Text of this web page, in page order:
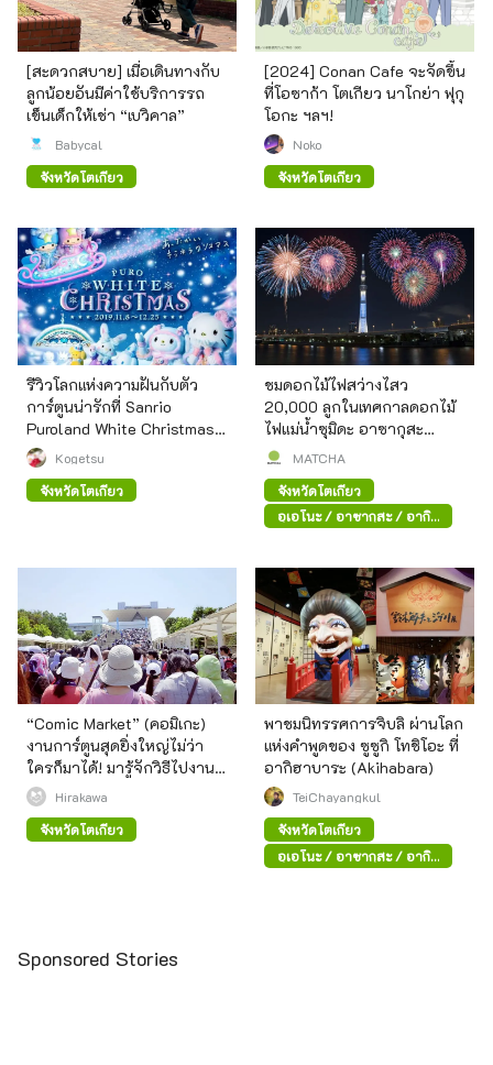
[สะดวกสบาย] เมื่อเดินทางกับ
ลูกน้อยอันมีค่าใช้บริการรถ
เข็นเด็กให้เช่า “เบวิคาล”
Babycal
จังหวัดโตเกียว
[2024] Conan Cafe จะจัดขึ้น
ที่โอซาก้า โตเกียว นาโกย่า ฟุกุ
โอกะ ฯลฯ!
Noko
จังหวัดโตเกียว
รีวิวโลกแห่งความฝันกับตัว
การ์ตูนน่ารักที่ Sanrio
Puroland White Christmas
2019" !Kogetsu
จังหวัดโตเกียว
ชมดอกไม้ไฟสว่างไสว
20,000 ลูกในเทศกาลดอกไม้
ไฟแม่น้ำซุมิดะ อาซากุสะ
(Sumida Fireworks Festival,
MATCHA
จังหวัดโตเกียว
อุเอโนะ / อาซากุสะ / อากิ
ฮาบาระ
“Comic Market” (คอมิเกะ)
งานการ์ตูนสุดยิ่งใหญ่ไม่ว่า
ใครก็มาได้! มารู้จักวิธีไปงาน
พื้นฐานกันHirakawa
จังหวัดโตเกียว
พาชมนิทรรศการจิบลิ ผ่านโลก
แห่งคำพูดของ ซูซูกิ โทชิโอะ ที่
อากิฮาบาระ (Akihabara)
TeiChayangkul
จังหวัดโตเกียว
อุเอโนะ / อาซากุสะ / อากิ
ฮาบาระ
Sponsored Stories